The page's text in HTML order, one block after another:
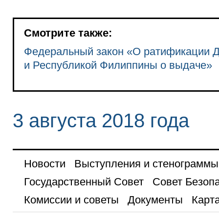
Смотрите также:
Федеральный закон «О ратификации
и Республикой Филиппины о выдаче»
3 августа 2018 года
Новости
Выступления и стенограммы
Государственный Совет
Совет
Комиссии и советы
Документы